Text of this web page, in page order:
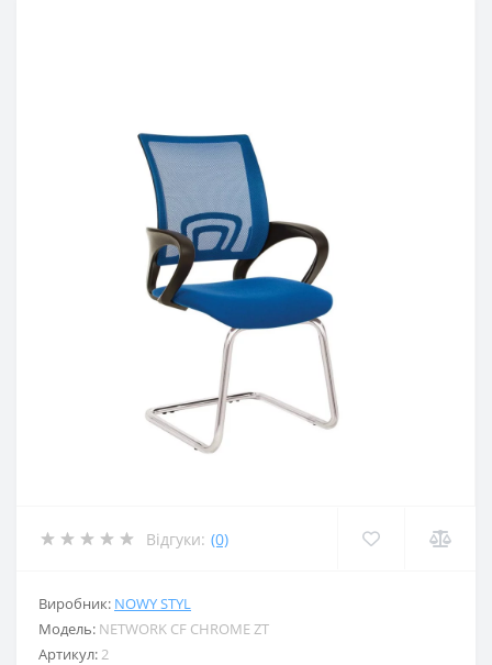
Відгуки: (0)
Виробник: NOWY STYL
Модель: NETWORK CF CHROME ZT
Артикул:2